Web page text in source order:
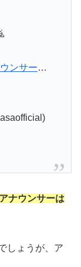
ンサー…
ナウンサーは
しょうが、ア